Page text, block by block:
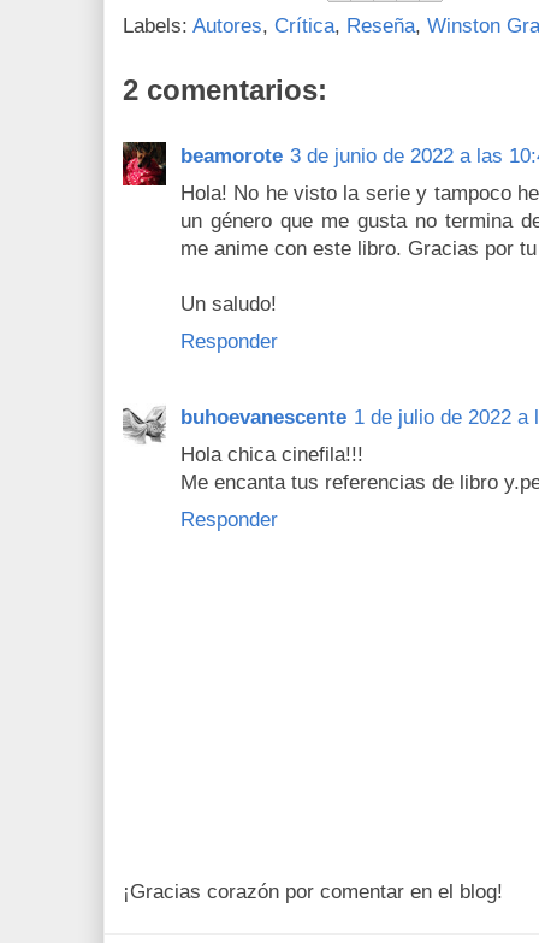
Labels: Autores, Crítica, Reseña, Winston
2 comentarios:
beamorote 3 de junio de 2022 a las
Hola! No he visto la serie y tampoco
un género que me gusta no termina
me anime con este libro. Gracias por
Un saludo!
Responder
buhoevanescente 1 de julio de 2022 a
Hola chica cinefila!!!
Me encanta tus referencias de libro
Responder
¡Gracias corazón por comentar en el blog!